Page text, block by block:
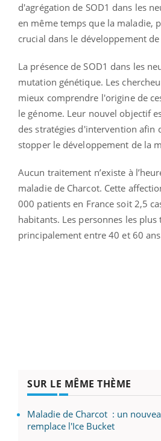
d'agrégation de SOD1 dans les
en même temps que la maladie,
crucial dans le développement de
La présence de SOD1 dans les
mutation génétique. Les
mieux comprendre l'origine de
le génome. Leur nouvel objectif
des stratégies d'intervention afin
stopper le développement de la
Aucun traitement n’existe à
maladie de Charcot. Cette
000 patients en France soit 2,5
habitants. Les personnes les plus
principalement entre 40 et 60
SUR LE MÊME THÈME
Maladie de Charcot : un
remplace l'Ice Bucket